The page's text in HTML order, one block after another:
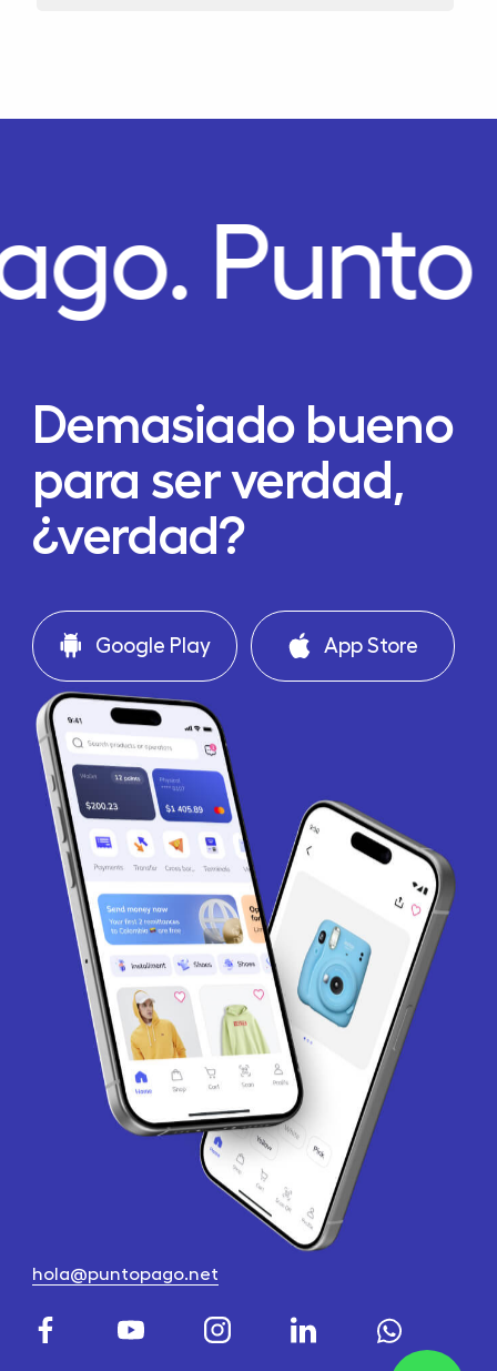
Demasiado bueno
para ser verdad,
¿verdad?
Google Play App Store
hola@puntopago.net